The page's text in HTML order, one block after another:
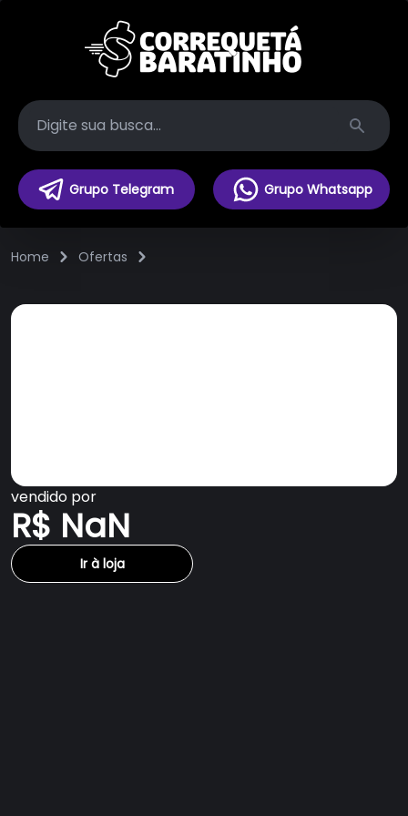
Search
Grupo Telegram Grupo Whatsapp
Home Ofertas
vendido por
R$ NaN
Ir à loja